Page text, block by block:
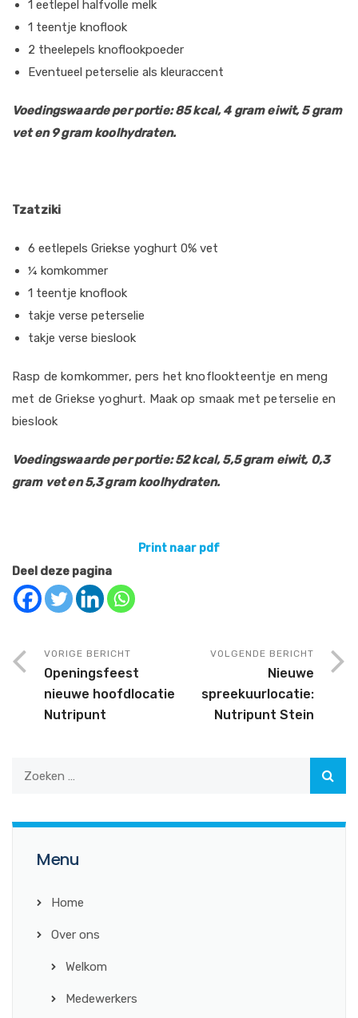
1 eetlepel halfvolle melk
1 teentje knoflook
2 theelepels knoflookpoeder
Eventueel peterselie als kleuraccent
Voedingswaarde per portie: 85 kcal, 4 gram eiwit, 5 gram
vet en 9 gram koolhydraten.
Tzatziki
6 eetlepels Griekse yoghurt 0% vet
¼ komkommer
1 teentje knoflook
takje verse peterselie
takje verse bieslook
Rasp de komkommer, pers het knoflookteentje en meng
met de Griekse yoghurt. Maak op smaak met peterselie en
bieslook
Voedingswaarde per portie: 52 kcal, 5,5 gram eiwit, 0,3
gram vet en 5,3 gram koolhydraten.
Print naar pdf
Deel deze pagina
VORIGE BERICHT
Openingsfeest
nieuwe hoofdlocatie
Nutripunt
VOLGENDE BERICHT
Nieuwe
spreekuurlocatie:
Nutripunt Stein
Menu
Home
Over ons
Welkom
Medewerkers